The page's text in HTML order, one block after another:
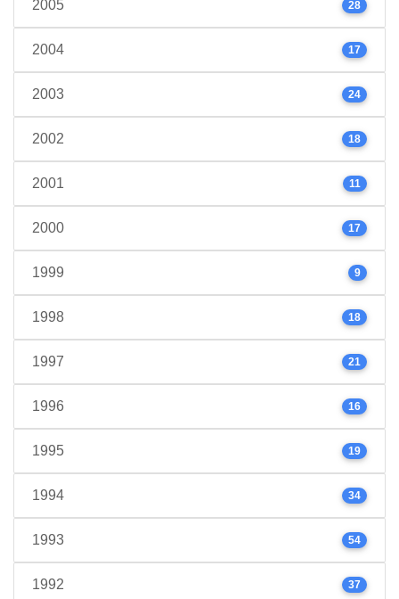
2005 28
2004 17
2003 24
2002 18
2001 11
2000 17
1999 9
1998 18
1997 21
1996 16
1995 19
1994 34
1993 54
1992 37